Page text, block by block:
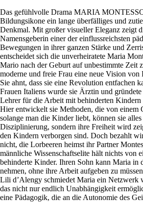
Das gefühlvolle Drama MARIA
Bildungsikone ein lange überfälliges und
Denkmal. Mit großer visueller Eleganz zeigt
Namensgeberin einer der einflussreichsten
Bewegungen in ihrer ganzen Stärke und
entscheidet sich die unverheiratete Maria
Mario nach der Geburt auf unbestimmte Zeit
moderne und freie Frau eine neue Vision
Sie ahnt, dass sie eine Revolution entfachen
Frauen Italiens wurde sie Ärztin und
Lehrer für die Arbeit mit behinderten Kindern
Hier entwickelt sie Methoden, die von einem
solange man die Kinder liebt, können sie
Disziplinierung, sondern ihre Freiheit wird
den Kindern verborgen sind. Doch bezahlt
nicht, die Lorbeeren heimst ihr Partner
männliche Wissenschaftselite hält nichts von
behinderte Kinder. Ihren Sohn kann Maria in
nehmen, ohne ihre Arbeit aufgeben zu
Lili d’Alengy schmiedet Maria ein Netzwerk
das nicht nur endlich Unabhängigkeit
eine Pädagogik, die an die Autonomie des